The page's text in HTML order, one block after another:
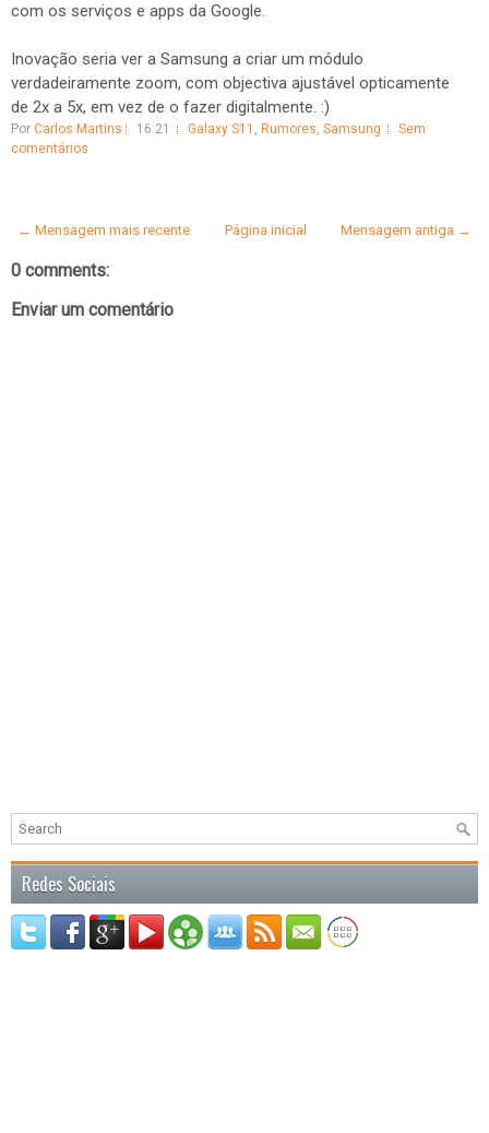
com os serviços e apps da Google.
Inovação seria ver a Samsung a criar um módulo
verdadeiramente zoom, com objectiva ajustável opticamente
de 2x a 5x, em vez de o fazer digitalmente. :)
Por Carlos Martins 16:21 Galaxy S11 , Rumores, Samsung
Sem
comentários
← Mensagem mais recente Mensagem antiga →
Página inicial
0 comments:
Enviar um comentário
Redes Sociais